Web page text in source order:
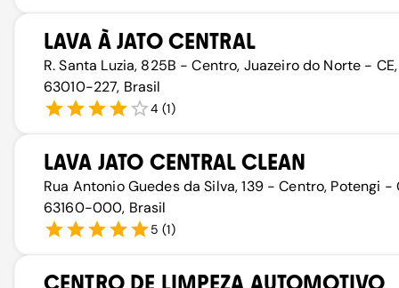
LAVA À JATO CENTRAL
R. Santa Luzia, 825B - Centro, Juazeiro do Norte - CE,
63010-227, Brasil
4 (1)
LAVA JATO CENTRAL CLEAN
Rua Antonio Guedes da Silva, 139 - Centro, Potengi -
63160-000, Brasil
5 (1)